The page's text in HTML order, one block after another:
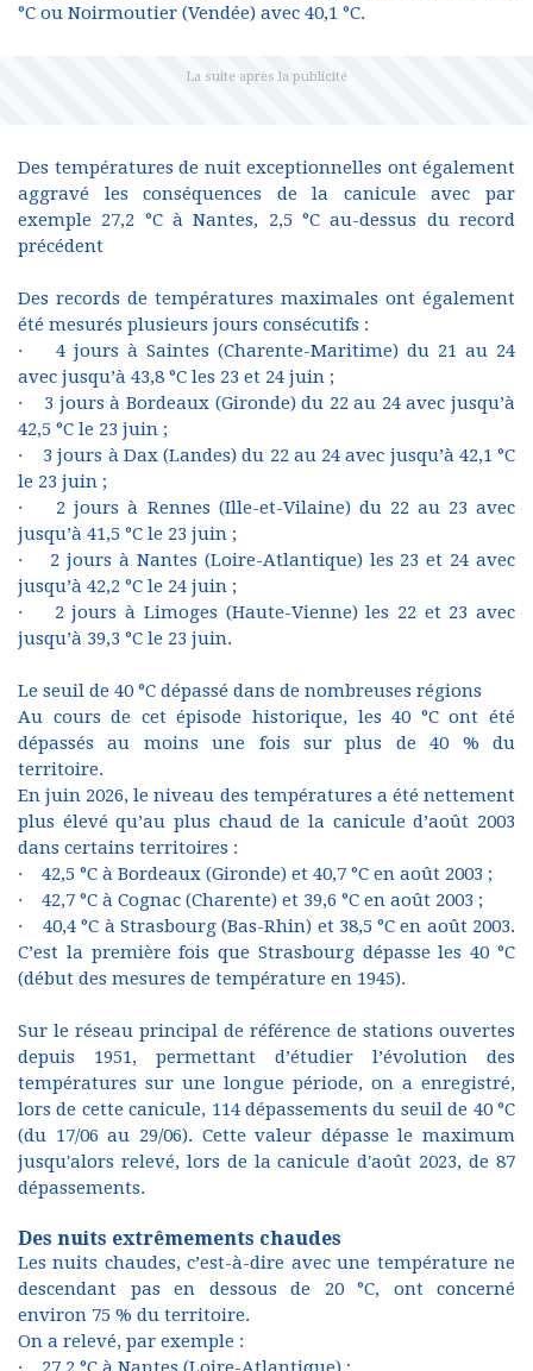
°C ou Noirmoutier (Vendée) avec 40,1 °C.
Des températures de nuit exceptionnelles ont également
aggravé les conséquences de la canicule avec par
exemple 27,2 °C à Nantes, 2,5 °C au-dessus du record
précédent
Des records de températures maximales ont également
été mesurés plusieurs jours consécutifs :
· 4 jours à Saintes (Charente-Maritime) du 21 au 24
avec jusqu’à 43,8 °C les 23 et 24 juin ;
· 3 jours à Bordeaux (Gironde) du 22 au 24 avec jusqu’à
42,5 °C le 23 juin ;
· 3 jours à Dax (Landes) du 22 au 24 avec jusqu’à 42,1 °C
le 23 juin ;
· 2 jours à Rennes (Ille-et-Vilaine) du 22 au 23 avec
jusqu’à 41,5 °C le 23 juin ;
· 2 jours à Nantes (Loire-Atlantique) les 23 et 24 avec
jusqu’à 42,2 °C le 24 juin ;
· 2 jours à Limoges (Haute-Vienne) les 22 et 23 avec
jusqu’à 39,3 °C le 23 juin.
Le seuil de 40 °C dépassé dans de nombreuses régions
Au cours de cet épisode historique, les 40 °C ont été
dépassés au moins une fois sur plus de 40 % du
territoire.
En juin 2026, le niveau des températures a été nettement
plus élevé qu’au plus chaud de la canicule d’août 2003
dans certains territoires :
· 42,5 °C à Bordeaux (Gironde) et 40,7 °C en août 2003 ;
· 42,7 °C à Cognac (Charente) et 39,6 °C en août 2003 ;
· 40,4 °C à Strasbourg (Bas-Rhin) et 38,5 °C en août 2003.
C’est la première fois que Strasbourg dépasse les 40 °C
(début des mesures de température en 1945).
Sur le réseau principal de référence de stations ouvertes
depuis 1951, permettant d’étudier l’évolution des
températures sur une longue période, on a enregistré,
lors de cette canicule, 114 dépassements du seuil de 40 °C
(du 17/06 au 29/06). Cette valeur dépasse le maximum
jusqu'alors relevé, lors de la canicule d'août 2023, de 87
dépassements.
Des nuits extrêmements chaudes
Les nuits chaudes, c’est-à-dire avec une température ne
descendant pas en dessous de 20 °C, ont concerné
environ 75 % du territoire.
On a relevé, par exemple :